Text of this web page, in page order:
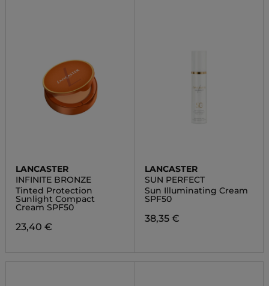
LANCASTER
INFINITE BRONZE
Tinted Protection
Sunlight Compact
Cream SPF50
23,40 €
LANCASTER
SUN PERFECT
Sun Illuminating Cream
SPF50
38,35 €